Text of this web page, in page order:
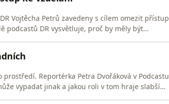
Vojtěcha Petrů zavedeny s cílem omezit přístup
podcastů DR vysvětluje, proč by měly být
Reportérka Petra Dvořáková v Podcastu
vypadat jinak a jakou roli v tom hraje slabší